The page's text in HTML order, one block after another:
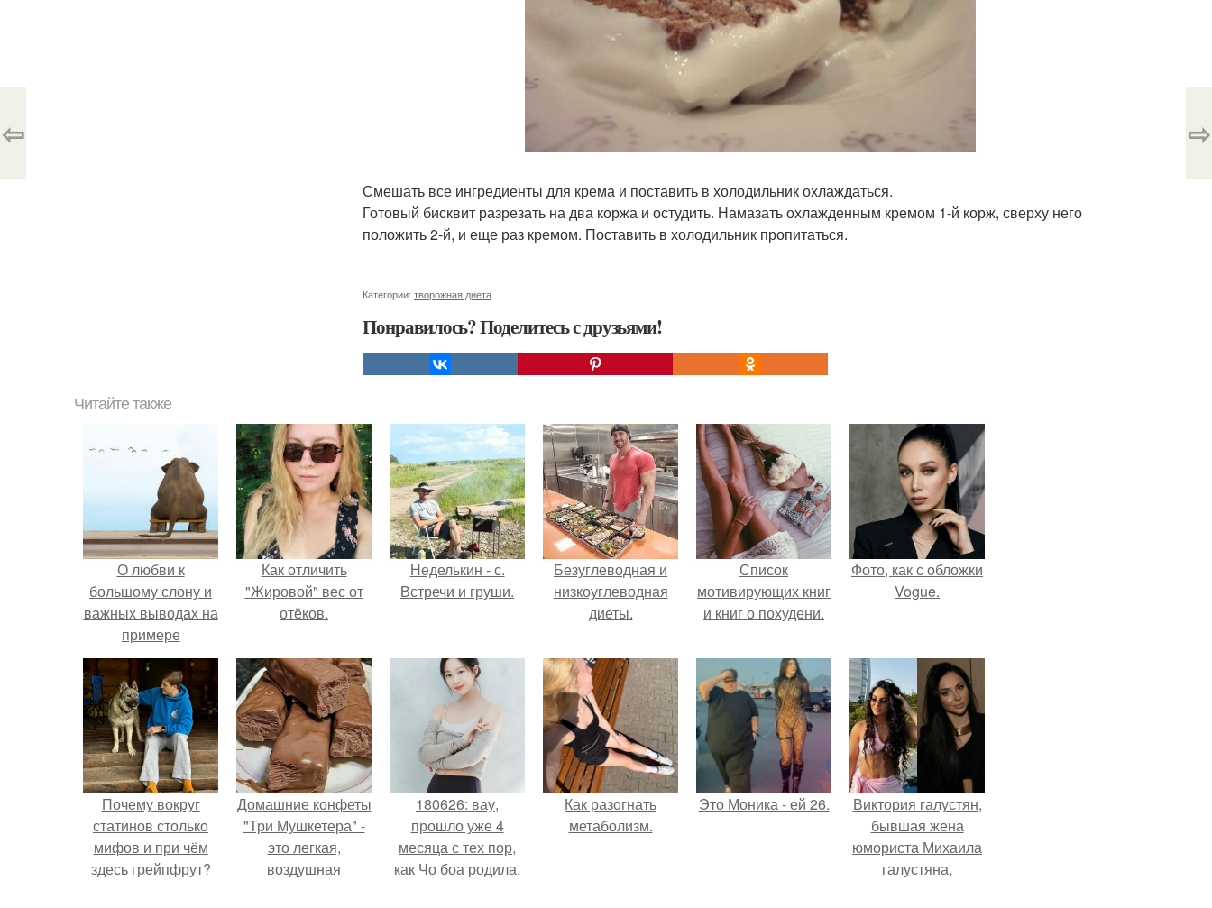
Смешать все ингредиенты для крема и поставить в холодильник охлаждаться.
Готовый бисквит разрезать на два коржа и остудить. Намазать охлажденным кремом 1-й корж, сверху него
положить 2-й, и еще раз кремом. Поставить в холодильник пропитаться.
Категории: творожная диета
Понравилось? Поделитесь с друзьями!
⇦ ⇨
Читайте также
О любви к
большому слону и
важных выводах на
примере
толстячков.
Как отличить
"Жировой" вес от
отёков.
Неделькин - с.
Встречи и груши.
Безуглеводная и
низкоуглеводная
диеты.
Список
мотивирующих книг
и книг о похудени.
Фото, как с обложки
Vogue.
Почему вокруг
статинов столько
мифов и при чём
здесь грейпфрут?
Домашние конфеты
"Три Мушкетера" -
это легкая,
воздушная
180626: вау,
прошло уже 4
месяца с тех пор,
как Чо боа родила.
Как разогнать
метаболизм.
Это Моника - ей 26.
Виктория галустян,
бывшая жена
юмориста Михаила
галустяна,